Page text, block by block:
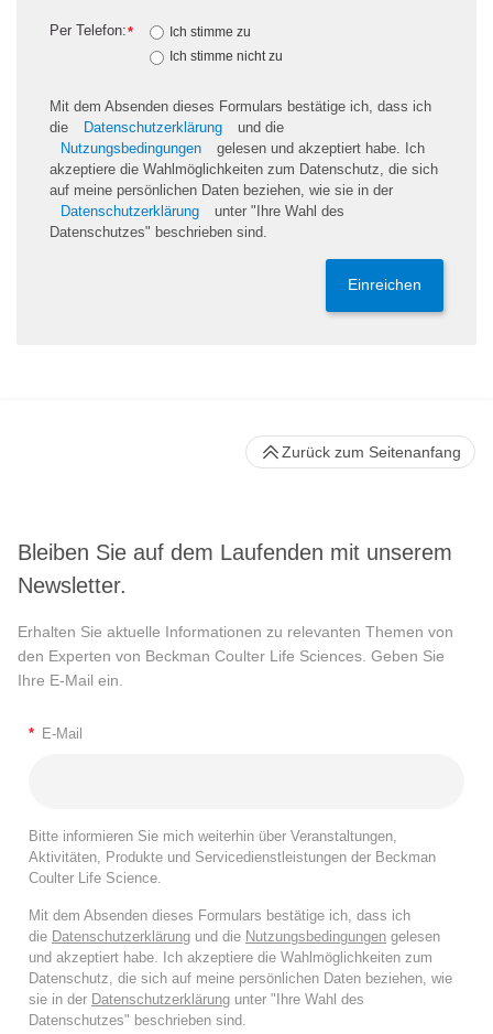
*
Per Telefon:
Ich stimme zu
Ich stimme nicht zu
Mit dem Absenden dieses Formulars bestätige ich, dass ich
die
Datenschutzerklärung
und die
Nutzungsbedingungen
gelesen und akzeptiert habe. Ich
akzeptiere die Wahlmöglichkeiten zum Datenschutz, die sich
auf meine persönlichen Daten beziehen, wie sie in der
Datenschutzerklärung
unter "Ihre Wahl des
Datenschutzes" beschrieben sind.
Einreichen
Bleiben Sie auf dem Laufenden mit unserem
Newsletter.
Erhalten Sie aktuelle Informationen zu relevanten Themen von
den Experten von Beckman Coulter Life Sciences. Geben Sie
Ihre E-Mail ein.
* E-Mail
Bitte informieren Sie mich weiterhin über Veranstaltungen,
Aktivitäten, Produkte und Servicedienstleistungen der Beckman
Coulter Life Science.
Mit dem Absenden dieses Formulars bestätige ich, dass ich
die Datenschutzerklärung und die Nutzungsbedingungen gelesen
und akzeptiert habe. Ich akzeptiere die Wahlmöglichkeiten zum
Datenschutz, die sich auf meine persönlichen Daten beziehen, wie
sie in der Datenschutzerklärung unter "Ihre Wahl des
Datenschutzes" beschrieben sind.
Zurück zum Seitenanfang